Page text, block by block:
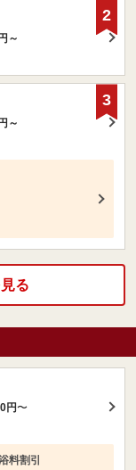
～
2
～
3
る
円〜
料割引